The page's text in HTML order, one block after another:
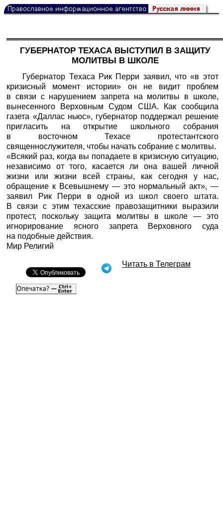
ГУБЕРНАТОР ТЕХАСА ВЫСТУПИЛ В ЗАЩИТУ
МОЛИТВЫ В ШКОЛЕ
Губернатор Техаса Рик Перри заявил, что «в этот
кризисный момент истории» он не видит проблем
в связи с нарушением запрета на молитвы в школе,
вынесенного Верховным Судом США. Как сообщила
газета «Даллас ньюс», губернатор поддержал решение
пригласить на открытие школьного собрания
в восточном Техасе протестантского
священнослужителя, чтобы начать собрание с молитвы.
«Всякий раз, когда вы попадаете в кризисную ситуацию,
независимо от того, касается ли она вашей личной
жизни или жизни всей страны, как сегодня у нас,
обращение к Всевышнему — это нормальный акт», —
заявил Рик Перри в одной из школ своего штата.
В связи с этим техасские правозащитники выразили
протест, поскольку защита молитвы в школе — это
игнорирование ясного запрета Верховного суда
на подобные действия.
Мир Религий
Читать в Телеграм